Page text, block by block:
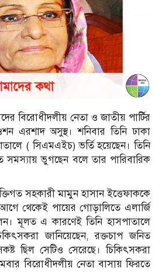
বিরোধীদলীয় নেতা ও জাতীয় পার্টির
এরশাদ অসুস্থ। শনিবার তিনি ঢাকা
( সিএমএইচ) ভর্তি হয়েছেন। তিনি
সমস্যায় ভুগছেন বলে তার পারিবারিক
সহকারী মামুন হাসান ইত্তেফাককে
থেকেই পায়ের গোড়ালিতে এলার্জি
মূলত এ কারণেই তিনি হাসপাতালে
জানিয়েছেন, রক্তচাপ জনিত
ছিল সেটিও সেরেছে। চিকিৎসকরা
বিরোধীদলীয় নেতা বাসায় ফিরতে